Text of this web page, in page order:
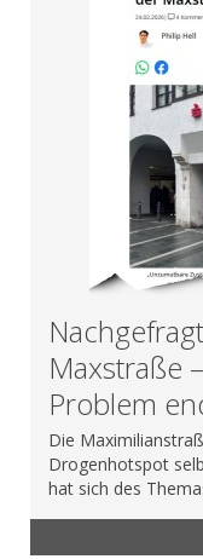
Maxstraße
Problem
Die
Drogenhotspot
hat sich des